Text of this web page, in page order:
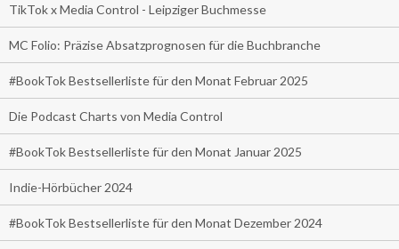
TikTok x Media Control - Leipziger Buchmesse
MC Folio: Präzise Absatzprognosen für die Buchbranche
#BookTok Bestsellerliste für den Monat Februar 2025
Die Podcast Charts von Media Control
#BookTok Bestsellerliste für den Monat Januar 2025
Indie-Hörbücher 2024
#BookTok Bestsellerliste für den Monat Dezember 2024